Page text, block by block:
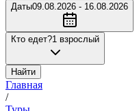
Даты09.08.2026 - 16.08.2026
Кто едет?1 взрослый
Найти
Главная
/